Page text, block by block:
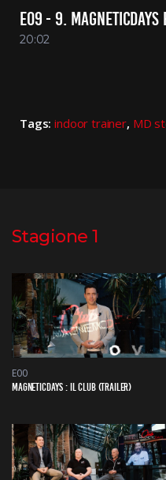
E09 - 9. MAGNETICDAYS
20:02
Tags:indoor trainer, MD
Stagione 1
E00
MAGNETICDAYS : IL CLUB (TRAILER)